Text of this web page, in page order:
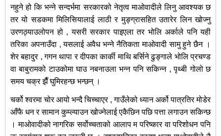
नहुने हो कि भन्ने सन्दर्भमा सरकारको नेतृत्व माओवादीले लिनु आवश्यक छ
तर यो सडकमा मिलिसियालाई लाठी र मुङ्ग्रासहित उतारेर लिन खोज्नु
उरणठ्याउलोपन हो , यसरी सरकार पाइएला तर भोलि अर्काले पनि यही
तरिका अपनाउँदा , यसलाई अवैध भन्ने नैतिकता माओवादी सामु हुने छैन ।
शेर बहादुर , गगन थापा र दीपका कार्की माथि बर्सिने ढुङ्गाले भोलि प्रचण्ड
वा बाबुरामको टाउकोमा घाउ नबनाउला भन्न पनि सकिन्न , पृथ्बी गोलो छ
समय चक्र झैँ घुमिरहन्छ भन्छन् ।
चर्को श्वरमा चोर आयो भन्दै चिच्चाएर , गाउँलेको ध्यान अर्को पात्रतिर मोडेर
आँफै धन र सामान कुम्ल्याउन खोज्नेलाई एकैछिन पछि पत्ता लगाउन सकिन्छ
। माओवादीको नागरिक सर्वोच्चताको आलाप म परिष्कार वा परिशोधन पनि